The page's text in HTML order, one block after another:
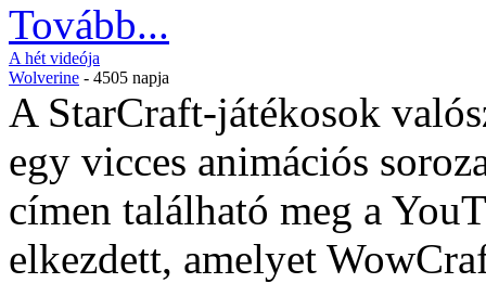
Tovább...
A hét videója
Wolverine - 4505 napja
A StarCraft-játékosok
egy vicces animációs
címen található meg a
elkezdett, amelyet